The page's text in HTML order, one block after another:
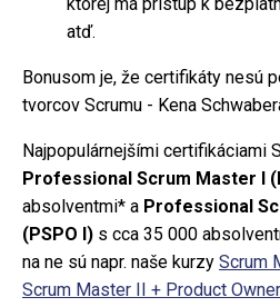
atď.
Bonusom je, že certifikáty nesú
tvorcov Scrumu - Kena
Najpopulárnejšími certifikáciami
Professional Scrum Master I
absolventmi* a Professional
(PSPO I) s cca 35 000
na ne sú napr. naše kurzy Scrum
Scrum Master II + Product